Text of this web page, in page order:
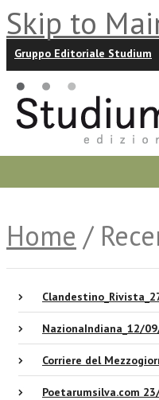
Skip to
Gruppo Editoriale Studium
Home /
NazionaIndiana_12/
Corriere del
Poetarumsilva.com